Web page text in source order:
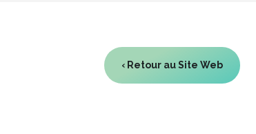
‹ Retour au Site Web